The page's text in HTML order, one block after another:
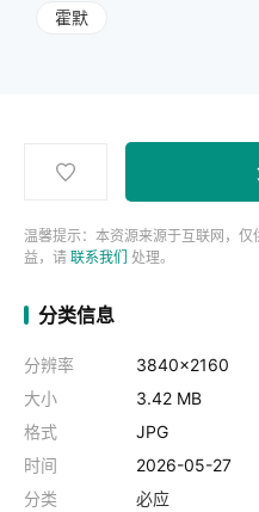
霍默
温馨提示：本资源来源于互联网，
益，请 联系我们 处理。
分类信息
分辨率
3840x2160
大小
3.42 MB
格式
JPG
时间
2026-05-27
分类
必应